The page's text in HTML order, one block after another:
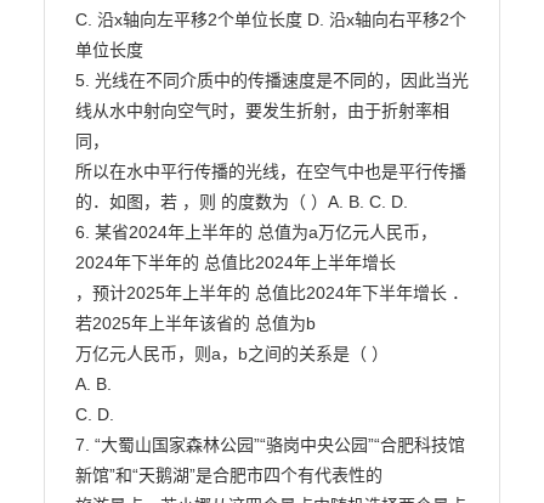
C. 沿x轴向左平移2个单位长度 D. 沿x轴向右平移2个
单位长度
5. 光线在不同介质中的传播速度是不同的，因此当光
线从水中射向空气时，要发生折射，由于折射率相
同，
所以在水中平行传播的光线，在空气中也是平行传播
的．如图，若 ，则 的度数为（ ）A. B. C. D.
6. 某省2024年上半年的 总值为a万亿元人民币，
2024年下半年的 总值比2024年上半年增长
，预计2025年上半年的 总值比2024年下半年增长 ．
若2025年上半年该省的 总值为b
万亿元人民币，则a，b之间的关系是（ ）
A. B.
C. D.
7. “大蜀山国家森林公园”“骆岗中央公园”“合肥科技馆
新馆”和“天鹅湖”是合肥市四个有代表性的